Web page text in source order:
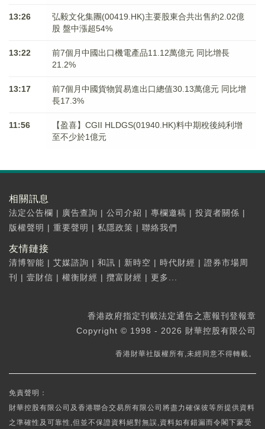
13:26
弘毅文化集團(00419.HK)主要股東合共出售約2.02億
股 盤中漲超54%
13:22
前7個月中國出口機電產品11.12萬億元 同比增長
21.2%
13:17
前7個月中國貨物貿易進出口總值30.13萬億元 同比增
長17.3%
11:56
【盈喜】CGII HLDGS(01940.HK)料中期稅後純利增
至不少於1億元
相關訊息
法定公告欄 | 廣告查詢 | 公司介紹 | 專欄邀稿 | 投資者關係 |
版權聲明 | 重要聲明 | 私隱政策 | 聯絡我們
友情鏈接
清博智能 | 艾媒諮詢 | 和訊 | 新時空 | 時代財經 | 證券市場周
刊
| 壹財信 | 權衡財經 | 攬富財經 | 更多...
香港政府指定刊載法定通告之憲報刊登報章
Copyright © 1998 - 2026 財華控股有限公司
香港財華社版權所有,未經同意不得轉載。
免責聲明：
財華控股有限公司及香港聯合交易所有限公司將盡力確保彼等所提供資料
之準確性及可靠性,但並不保證資料絕對無誤,資料如有錯漏而令閣下蒙受